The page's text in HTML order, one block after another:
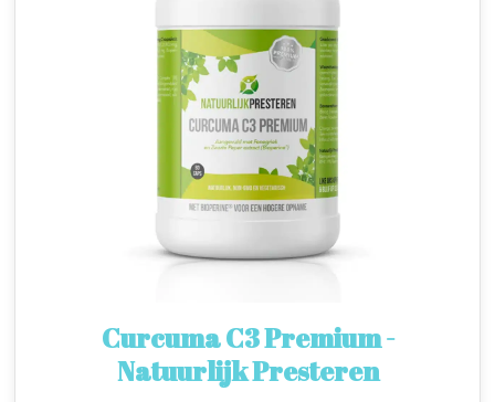
Curcuma C3 Premium -
Natuurlijk Presteren